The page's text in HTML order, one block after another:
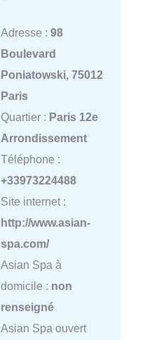
Adresse : 98
Boulevard
Poniatowski, 75012
Paris
Quartier : Paris 12e
Arrondissement
Téléphone :
+33973224488
Site internet :
http://www.asian-
spa.com/
Asian Spa à
domicile : non
renseigné
Asian Spa ouvert